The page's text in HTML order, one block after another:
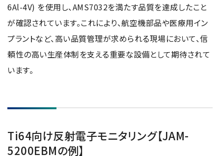
6Al-4V) を使用し、AMS7032を満たす品質を達成したこと
が確認されています。これにより、航空機部品や医療用イン
プラントなど、高い品質管理が求められる現場において、信
頼性の高い生産体制を支える重要な設備として期待されて
います。
Ti64向け反射電子モニタリング【JAM-
5200EBMの例】